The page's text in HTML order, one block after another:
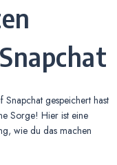
gespeichert hast
Sorge! Hier ist eine
wie du das machen